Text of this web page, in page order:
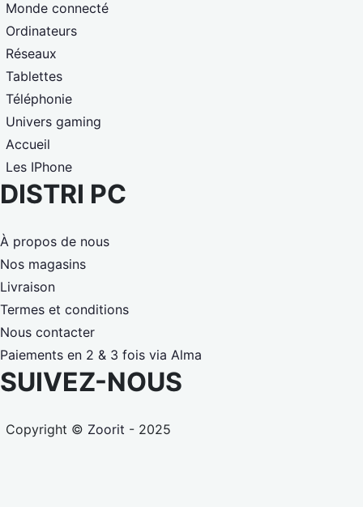
Monde connecté
Ordinateurs
Réseaux
Tablettes
Téléphonie
Univers gaming
Accueil
Les IPhone
DISTRI PC
À propos de nous
Nos magasins
Livraison
Termes et conditions
Nous contacter
Paiements en 2 & 3 fois via Alma
SUIVEZ-NOUS
Copyright © Zoorit - 2025